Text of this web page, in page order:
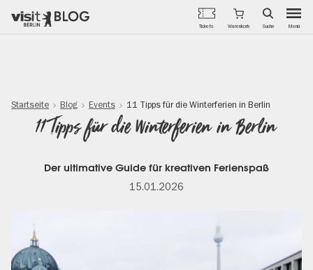
Menü
Tickets Warenkorb Suche
Startseite Blog Events 11 Tipps für die Winterferien in Berlin
11 Tipps für die Winterferien in Berlin
Der ultimative Guide für kreativen Ferienspaß
15.01.2026